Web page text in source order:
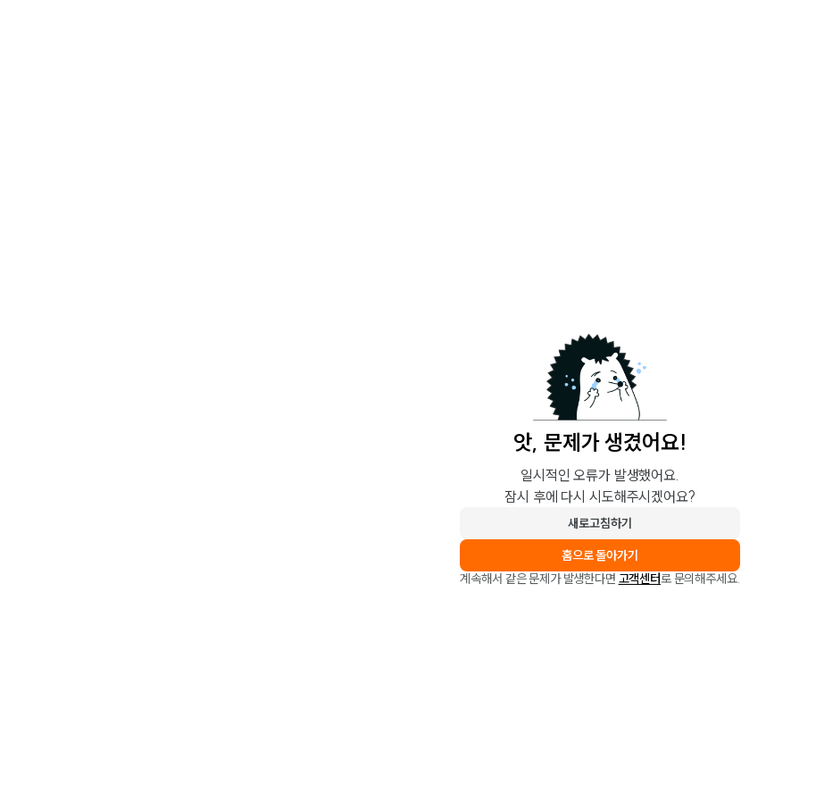
앗, 문제가 생겼어요!
일시적인 오류가 발생했어요.
잠시 후에 다시 시도해주시겠어요?
새로고침하기
홈으로 돌아가기
계속해서 같은 문제가 발생한다면 고객센터로 문의해주세요.